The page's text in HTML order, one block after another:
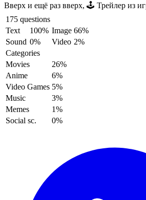
Вверх и ещё раз вверх, 🕹️ Трейлер из
175 questions
Text
100% Image 66%
Sound 0% Video 2%
Categories
Movies
26%
Anime
6%
Video Games 5%
Music
3%
Memes
1%
Social sc.
0%